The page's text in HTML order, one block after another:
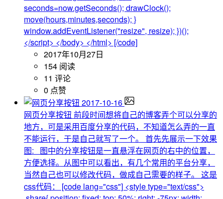
seconds=now.getSeconds(); drawClock();
move(hours,minutes,seconds); }
window.addEventListener("resize", resize); })();
</script> </body> </html> [/code]
2017年10月27日
154 阅读
11 评论
0 点赞
2017-10-16
网页分享按钮 前段时间想将自己的博客弄个可以分享的
地方，可是采用百度分享的代码，不知道怎么弄的一直
不能运行，于是自己就写了一个。 首先先展示一下效果
图: 图中的分享按钮是一直悬浮在网页的右中的位置，
方便选择。从图中可以看出，有几个常用的平台分享，
当然自己也可以修改代码，做成自己需要的样子。 这是
css代码： [code lang="css"] <style type="text/css">